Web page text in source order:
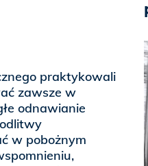
praktykowali
zawsze w
odnawianie
w pobożnym